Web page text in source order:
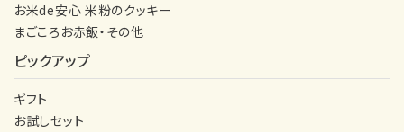
お米de安心 米粉のクッキー
まごころお赤飯・その他
ピックアップ
ギフト
お試しセット